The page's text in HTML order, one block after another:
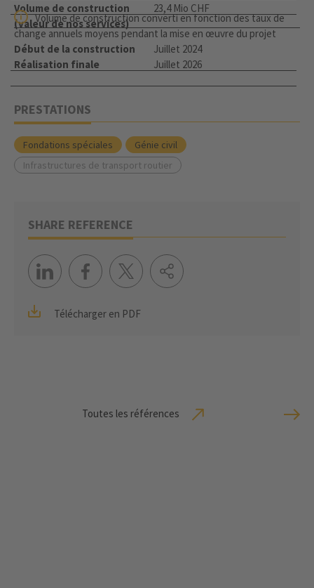
Volume de construction
(valeur de nos services)
23,4 Mio CHF
Volume de construction converti en fonction des taux de
change annuels moyens pendant la mise en œuvre du projet
Début de la construction
Juillet 2024
Réalisation finale
Juillet 2026
PRESTATIONS
Fondations spéciales
Génie civil
Infrastructures de transport routier
SHARE REFERENCE
Télécharger en PDF
Toutes les références